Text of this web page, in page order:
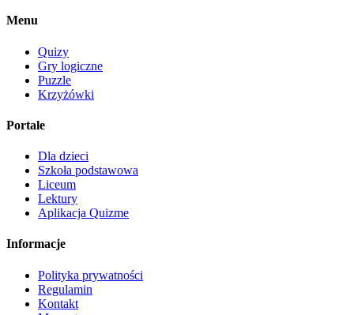
Menu
Quizy
Gry logiczne
Puzzle
Krzyżówki
Portale
Dla dzieci
Szkoła podstawowa
Liceum
Lektury
Aplikacja Quizme
Informacje
Polityka prywatności
Regulamin
Kontakt